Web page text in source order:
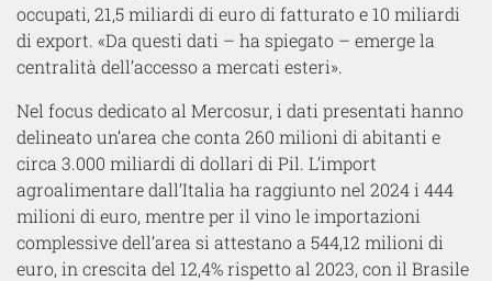
occupati, 21,5 miliardi di euro di fatturato e 10 miliardi
di export. «Da questi dati – ha spiegato – emerge la
centralità dell’accesso a mercati esteri».
Nel focus dedicato al Mercosur, i dati presentati hanno
delineato un’area che conta 260 milioni di abitanti e
circa 3.000 miliardi di dollari di Pil. L’import
agroalimentare dall’Italia ha raggiunto nel 2024 i 444
milioni di euro, mentre per il vino le importazioni
complessive dell’area si attestano a 544,12 milioni di
euro, in crescita del 12,4% rispetto al 2023, con il Brasile